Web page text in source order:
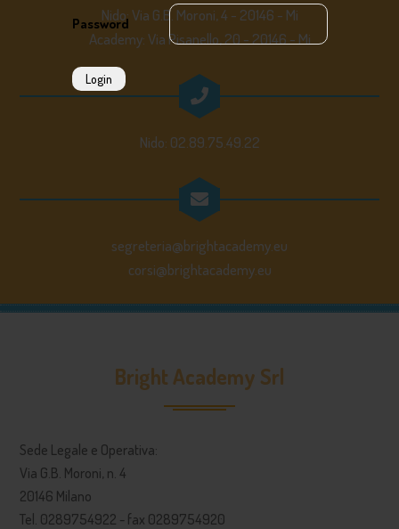
Password
Login
Nido: Via G.B. Moroni, 4 - 20146 - Mi
Academy: Via Pisanello, 20 - 20146 - Mi
Nido: 02.89.75.49.22
segreteria@brightacademy.eu
corsi@brightacademy.eu
Bright Academy Srl
Sede Legale e Operativa:
Via G.B. Moroni, n. 4
20146 Milano
Tel. 0289754922 - fax 0289754920